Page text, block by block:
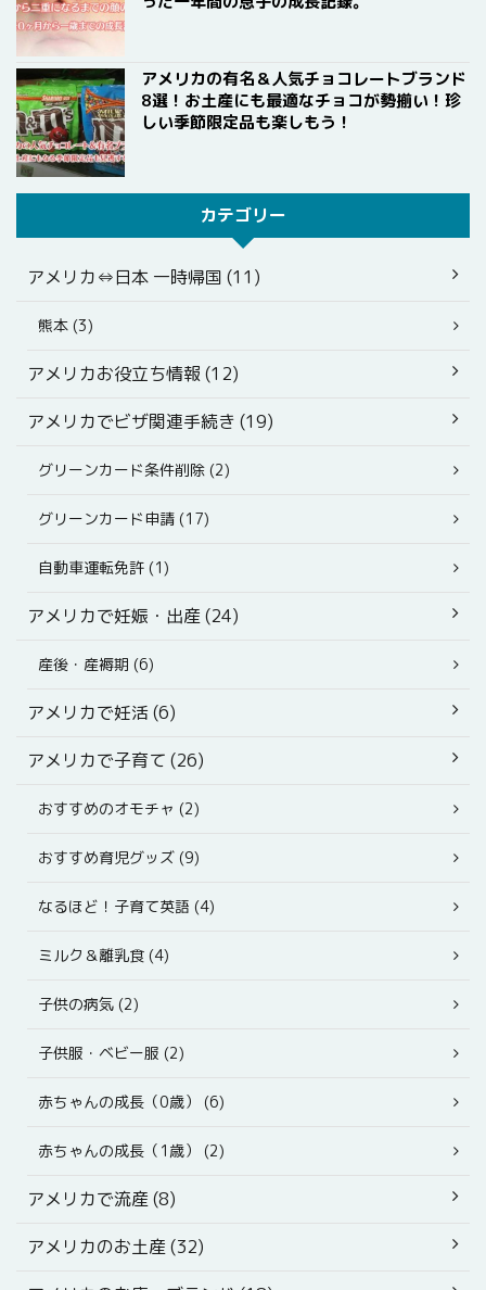
アメリカの有名＆人気チョコレートブランド
8選！お土産にも最適なチョコが勢揃い！珍
しい季節限定品も楽しもう！
カテゴリー
アメリカ⇔日本 一時帰国 (11)
熊本 (3)
アメリカお役立ち情報 (12)
アメリカでビザ関連手続き (19)
グリーンカード条件削除 (2)
グリーンカード申請 (17)
自動車運転免許 (1)
アメリカで妊娠・出産 (24)
産後・産褥期 (6)
アメリカで妊活 (6)
アメリカで子育て (26)
おすすめのオモチャ (2)
おすすめ育児グッズ (9)
なるほど！子育て英語 (4)
ミルク＆離乳食 (4)
子供の病気 (2)
子供服・ベビー服 (2)
赤ちゃんの成長（0歳） (6)
赤ちゃんの成長（1歳） (2)
アメリカで流産 (8)
アメリカのお土産 (32)